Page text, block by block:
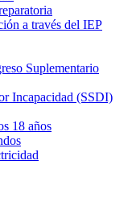
a través del IEP
Suplementario
Incapacidad (SSDI)
18 años